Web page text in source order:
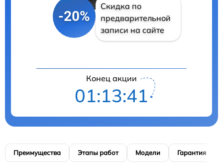
-20%
Скидка по
предварительной
записи на сайте
Конец акции
01:13:40
Преимущества Этапы работ Модели Гарантия